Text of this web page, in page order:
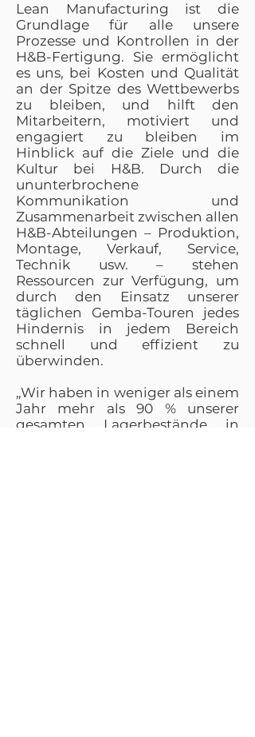
Lean Manufacturing ist die
Grundlage für alle unsere
Prozesse und Kontrollen in der
H&B-Fertigung. Sie ermöglicht
es uns, bei Kosten und Qualität
an der Spitze des Wettbewerbs
zu bleiben, und hilft den
Mitarbeitern, motiviert und
engagiert zu bleiben im
Hinblick auf die Ziele und die
Kultur bei H&B. Durch die
ununterbrochene
Kommunikation und
Zusammenarbeit zwischen allen
H&B-Abteilungen – Produktion,
Montage, Verkauf, Service,
Technik usw. – stehen
Ressourcen zur Verfügung, um
durch den Einsatz unserer
täglichen Gemba-Touren jedes
Hindernis in jedem Bereich
schnell und effizient zu
überwinden.
„Wir haben in weniger als einem
Jahr mehr als 90 % unserer
gesamten Lagerbestände in